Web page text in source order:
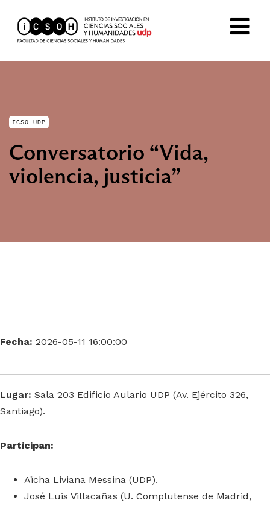
ICSO UDP
Conversatorio “Vida,
violencia, justicia”
Fecha: 2026-05-11 16:00:00
Lugar: Sala 203 Edificio Aulario UDP (Av. Ejército 326,
Santiago).
Participan:
Aïcha Liviana Messina (UDP).
José Luis Villacañas (U. Complutense de Madrid,